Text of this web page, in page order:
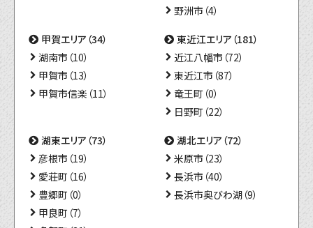
野洲市（4）
甲賀エリア（34）
湖南市（10）
甲賀市（13）
甲賀市信楽（11）
東近江エリア（181）
近江八幡市（72）
東近江市（87）
竜王町（0）
日野町（22）
湖東エリア（73）
彦根市（19）
愛荘町（16）
豊郷町（0）
甲良町（7）
湖北エリア（72）
米原市（23）
長浜市（40）
長浜市奥びわ湖（9）